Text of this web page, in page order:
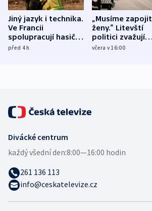
Jiný jazyk i technika.
Ve Francii
spolupracují hasiči z
různých zemí
před 4h
„Musíme zapojit
ženy.“ Litevští
politici zvažují
dohodu o
včera v 16:00
Divácké centrum
každý všední den:8:00—16:00 hodin
261 136 113
info@ceskatelevize.cz